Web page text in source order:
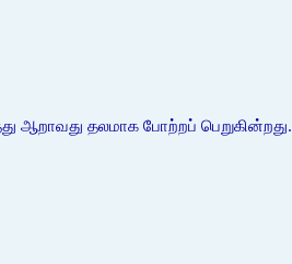
ஆறாவது தலமாக போற்றப் பெறுகின்றது.